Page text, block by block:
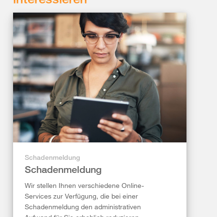
Schadenmeldung
Schadenmeldung
Wir stellen Ihnen verschiedene Online-
Services zur Verfügung, die bei einer
Schadenmeldung den administrativen